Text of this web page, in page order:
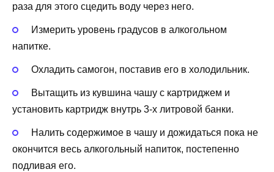
раза для этого сцедить воду через него.
Измерить уровень градусов в алкогольном
напитке.
Охладить самогон, поставив его в холодильник.
Вытащить из кувшина чашу с картриджем и
установить картридж внутрь 3-х литровой банки.
Налить содержимое в чашу и дожидаться пока не
окончится весь алкогольный напиток, постепенно
подливая его.